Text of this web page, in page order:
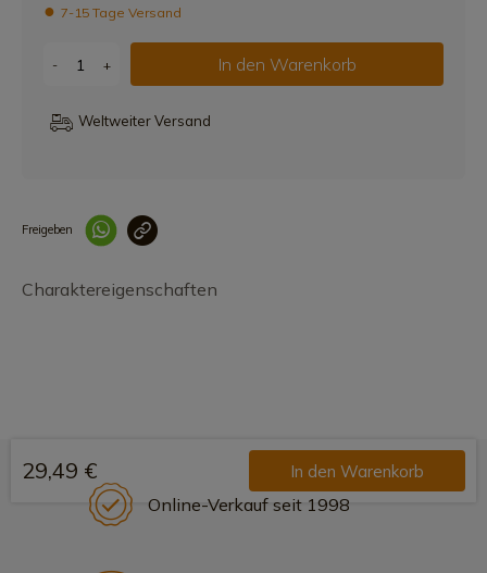
7-15 Tage Versand
- + In den Warenkorb
Weltweiter Versand
Freigeben
Charaktereigenschaften
29,49 € In den Warenkorb
Online-Verkauf seit 1998